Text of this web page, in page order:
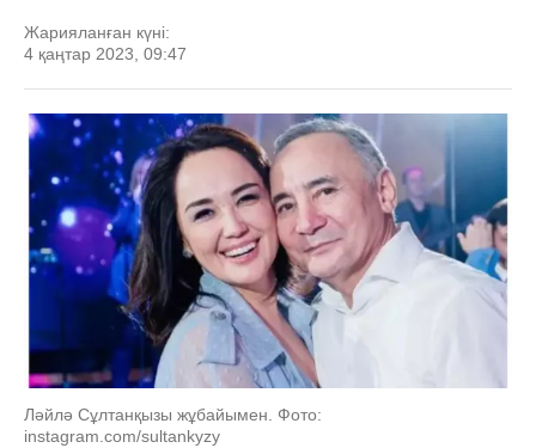
Жарияланған күні:
4 қаңтар 2023, 09:47
Ләйлә Сұлтанқызы жұбайымен. Фото:
instagram.com/sultankyzy